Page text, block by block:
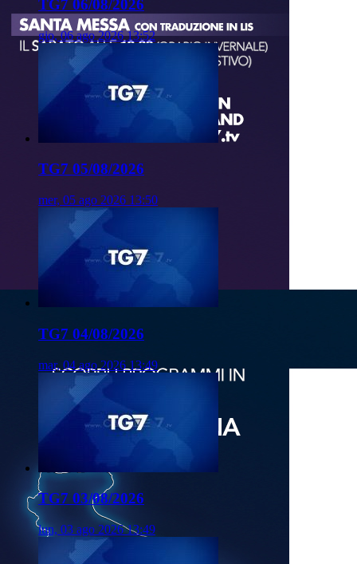
TG7 06/08/2026
gio, 06 ago 2026 13:52
TG7 05/08/2026
mer, 05 ago 2026 13:50
TG7 04/08/2026
mar, 04 ago 2026 13:49
TG7 03/08/2026
lun, 03 ago 2026 13:49